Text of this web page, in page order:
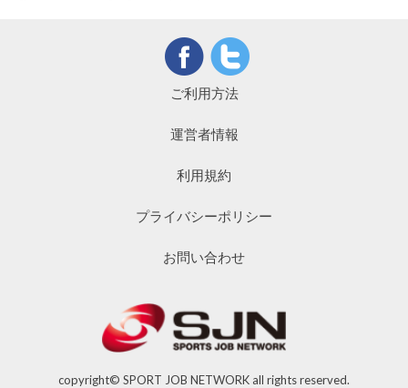
ご利用方法
運営者情報
利用規約
プライバシーポリシー
お問い合わせ
copyright© SPORT JOB NETWORK all rights reserved.